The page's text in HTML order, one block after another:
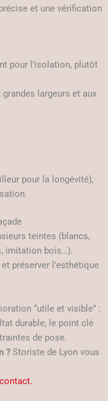
et une vérification
pour l’isolation, plutôt
largeurs et aux
pour la longévité),
teintes (blancs,
imitation bois…).
préserver l’esthétique
“utile et visible” :
durable, le point clé
de pose.
? Storiste de Lyon vous